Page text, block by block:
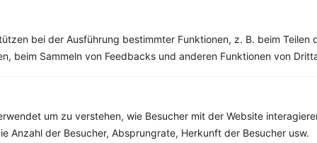
bei der Ausführung bestimmter Funktionen, z. B. beim Teilen
beim Sammeln von Feedbacks und anderen Funktionen von
um zu verstehen, wie Besucher mit der Website
Anzahl der Besucher, Absprungrate, Herkunft der Besucher usw.
Fett:9 g
Eiweiß:13 g
Kohlehydrate:36 g